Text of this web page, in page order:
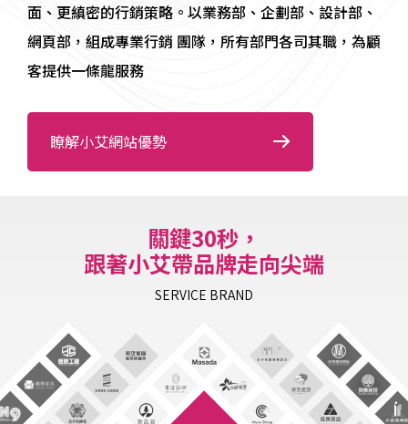
面、更縝密的行銷策略。以業務部、企劃部、設計部、
網頁部，組成專業行銷 團隊，所有部門各司其職，為顧
客提供一條龍服務
瞭解小艾網站優勢
關鍵30秒，
跟著小艾帶品牌走向尖端
SERVICE BRAND